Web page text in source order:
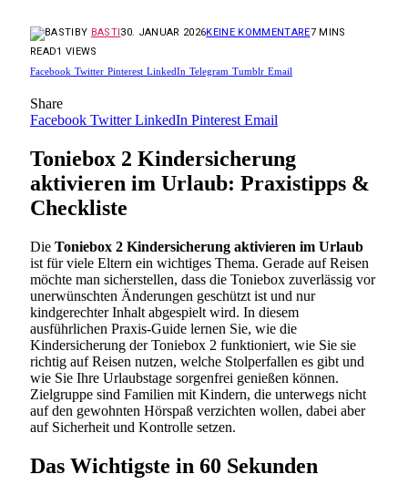
BY BASTI30. JANUAR 2026KEINE KOMMENTARE7 MINS
READ1 VIEWS
Facebook Twitter Pinterest LinkedIn Telegram Tumblr Email
Share
Facebook Twitter LinkedIn Pinterest Email
Toniebox 2 Kindersicherung
aktivieren im Urlaub: Praxistipps &
Checkliste
Die Toniebox 2 Kindersicherung aktivieren im Urlaub
ist für viele Eltern ein wichtiges Thema. Gerade auf Reisen
möchte man sicherstellen, dass die Toniebox zuverlässig vor
unerwünschten Änderungen geschützt ist und nur
kindgerechter Inhalt abgespielt wird. In diesem
ausführlichen Praxis-Guide lernen Sie, wie die
Kindersicherung der Toniebox 2 funktioniert, wie Sie sie
richtig auf Reisen nutzen, welche Stolperfallen es gibt und
wie Sie Ihre Urlaubstage sorgenfrei genießen können.
Zielgruppe sind Familien mit Kindern, die unterwegs nicht
auf den gewohnten Hörspaß verzichten wollen, dabei aber
auf Sicherheit und Kontrolle setzen.
Das Wichtigste in 60 Sekunden